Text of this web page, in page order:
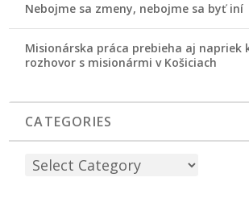
Nebojme sa zmeny, nebojme sa byť iní
Misionárska práca prebieha aj napriek
rozhovor s misionármi v Košiciach
CATEGORIES